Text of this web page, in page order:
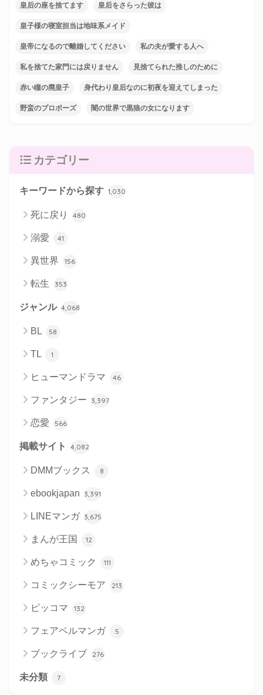
皇后の座を捨てます 皇后をさらった彼は
皇子様の寝室担当は地味系メイド
皇帝になるので離婚してください 私の夫が愛する人へ
私を捨てた家門には戻りません 見捨てられた推しのために
赤い瞳の廃皇子 身代わり皇后なのに初夜を迎えてしまった
野蛮のプロポーズ 闇の世界で黒狼の女になります
カテゴリー
キーワードから探す 1,030
死に戻り 480
溺愛 41
異世界 156
転生 353
ジャンル 4,068
BL 58
TL 1
ヒューマンドラマ 46
ファンタジー 3,397
恋愛 566
掲載サイト 4,082
DMMブックス 8
ebookjapan 3,391
LINEマンガ 3,675
まんが王国 12
めちゃコミック 111
コミックシーモア 213
ピッコマ 132
フェアベルマンガ 5
ブックライブ 276
未分類 7